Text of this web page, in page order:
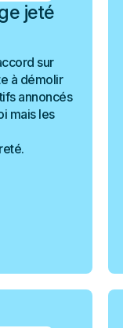
jeté
sur
à démolir
annoncés
mais les